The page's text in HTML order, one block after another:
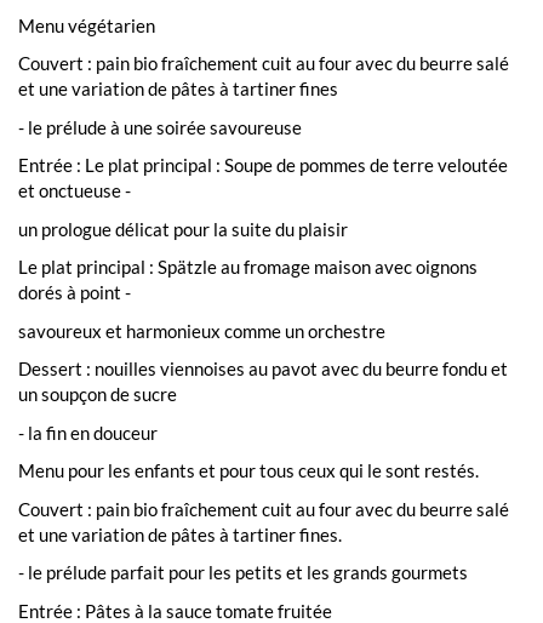
Menu végétarien
Couvert : pain bio fraîchement cuit au four avec du beurre salé
et une variation de pâtes à tartiner fines
- le prélude à une soirée savoureuse
Entrée : Le plat principal : Soupe de pommes de terre veloutée
et onctueuse -
un prologue délicat pour la suite du plaisir
Le plat principal : Spätzle au fromage maison avec oignons
dorés à point -
savoureux et harmonieux comme un orchestre
Dessert : nouilles viennoises au pavot avec du beurre fondu et
un soupçon de sucre
- la fin en douceur
Menu pour les enfants et pour tous ceux qui le sont restés.
Couvert : pain bio fraîchement cuit au four avec du beurre salé
et une variation de pâtes à tartiner fines.
- le prélude parfait pour les petits et les grands gourmets
Entrée : Pâtes à la sauce tomate fruitée